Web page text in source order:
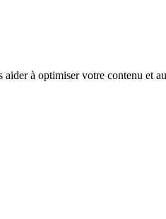
à optimiser votre contenu et